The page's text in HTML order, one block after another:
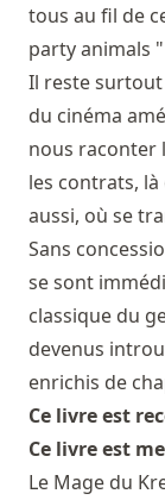
tous au fil de
party animals
Il reste
du cinéma
nous raconter
les contrats, là
aussi, où se
Sans
se sont
classique du
devenus
enrichis de
Ce livre est
Ce livre est
Le Mage du